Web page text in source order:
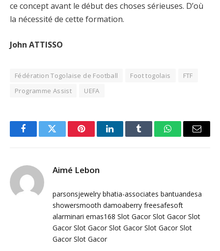
ce concept avant le début des choses sérieuses. D’où
la nécessité de cette formation.
John ATTISSO
Fédération Togolaise de Football Foot togolais
FTF
Programme Assist
UEFA
FacebookTwitter PinterestLinkedInTumblr WhatsAppEmail
Aimé Lebon
parsonsjewelry bhatia-associates bantuandesa
showersmooth damoaberry freesafesoft
alarminari emas168 Slot Gacor Slot Gacor Slot
Gacor Slot Gacor Slot Gacor Slot Gacor Slot
Gacor Slot Gacor